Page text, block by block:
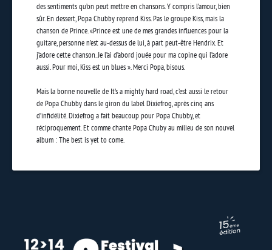
des sentiments qu’on peut mettre en chansons. Y compris l’amour, bien
sûr. En dessert, Popa Chubby reprend Kiss. Pas le groupe Kiss, mais la
chanson de Prince. «Prince est une de mes grandes influences pour la
guitare, personne n’est au-dessus de lui, à part peut-être Hendrix. Et
j’adore cette chanson. Je l’ai d’abord jouée pour ma copine qui l’adore
aussi. Pour moi, Kiss est un blues ». Merci Popa, bisous.
Mais la bonne nouvelle de It’s a mighty hard road, c’est aussi le retour
de Popa Chubby dans le giron du label Dixiefrog, après cinq ans
d’infidélité. Dixiefrog a fait beaucoup pour Popa Chubby, et
réciproquement. Et comme chante Popa Chuby au milieu de son nouvel
album : The best is yet to come.